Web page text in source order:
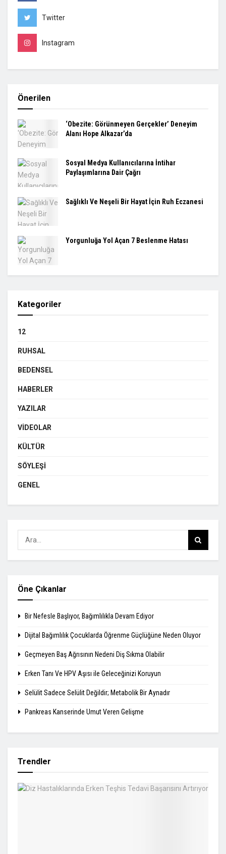
Twitter
Instagram
Önerilen
‘Obezite: Görünmeyen Gerçekler’ Deneyim
Alanı Hope Alkazar’da
Sosyal Medya Kullanıcılarına İntihar
Paylaşımlarına Dair Çağrı
Sağlıklı Ve Neşeli Bir Hayat İçin Ruh Eczanesi
Yorgunluğa Yol Açan 7 Beslenme Hatası
Kategoriler
12
RUHSAL
BEDENSEL
HABERLER
YAZILAR
VIDEOLAR
KÜLTÜR
SÖYLEŞI
GENEL
Öne Çıkanlar
Bir Nefesle Başlıyor, Bağımlılıkla Devam Ediyor
Dijital Bağımlılık Çocuklarda Öğrenme Güçlüğüne Neden Oluyor
Geçmeyen Baş Ağrısının Nedeni Diş Sıkma Olabilir
Erken Tanı Ve HPV Aşısı ile Geleceğinizi Koruyun
Selülit Sadece Selülit Değildir; Metabolik Bir Aynadır
Pankreas Kanserinde Umut Veren Gelişme
Trendler